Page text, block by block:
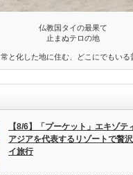
仏教国タイの最果て
止まぬテロの地
と化した地に住む、どこにでもいる
【8/6】「プーケット」エキゾテ
アジアを代表するリゾートで贅
イ旅行